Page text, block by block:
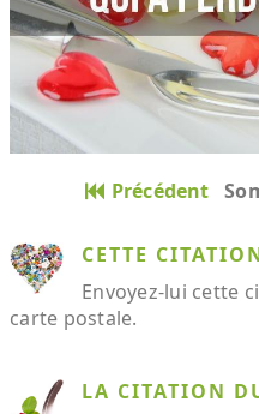
Précédent
CETTE
Envoyez-lui cette
carte postale.
LA CITATION